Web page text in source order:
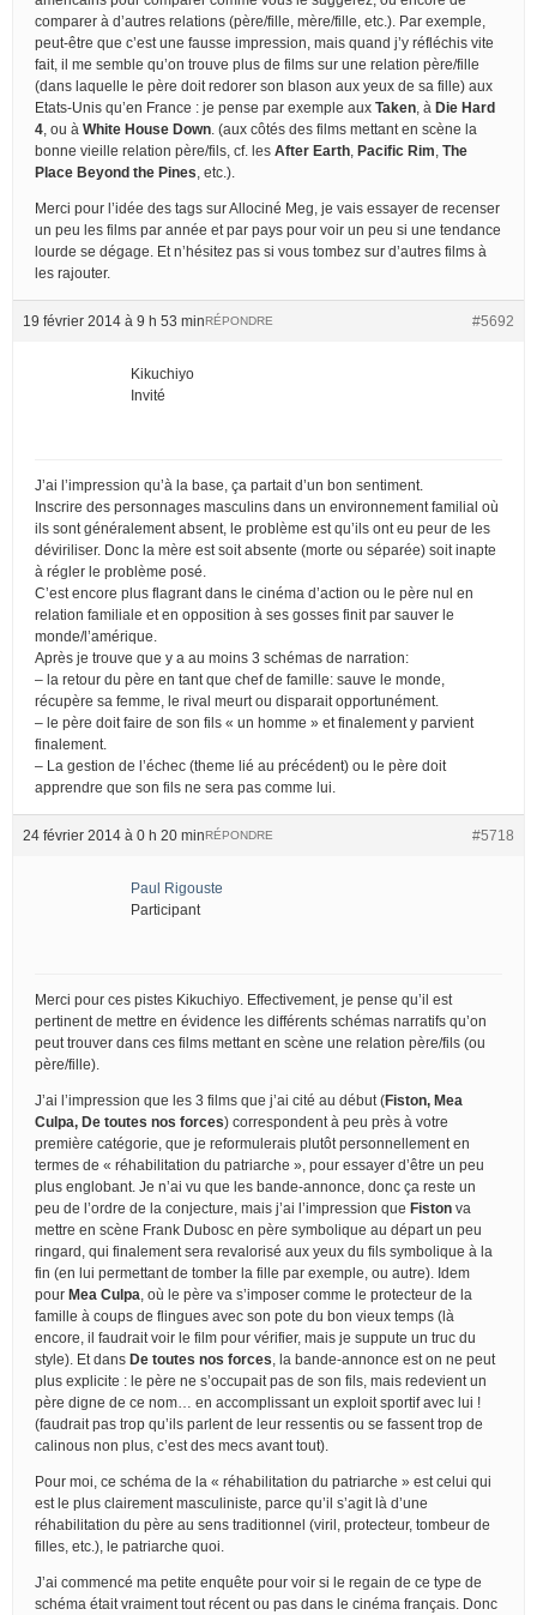
comparer à d’autres relations (père/fille, mère/fille, etc.). Par exemple,
peut-être que c’est une fausse impression, mais quand j’y réfléchis vite
fait, il me semble qu’on trouve plus de films sur une relation père/fille
(dans laquelle le père doit redorer son blason aux yeux de sa fille) aux
Etats-Unis qu’en France : je pense par exemple aux Taken , à Die Hard
4 , ou à White House Down . (aux côtés des films mettant en scène la
bonne vieille relation père/fils, cf. les After Earth Pacific Rim The
Place Beyond the Pines , etc.).
Merci pour l’idée des tags sur Allociné Meg, je vais essayer de recenser
un peu les films par année et par pays pour voir un peu si une tendance
lourde se dégage. Et n’hésitez pas si vous tombez sur d’autres films à
les rajouter.
19 février 2014 à 9 h 53 min #5692
RÉPONDRE
Kikuchiyo
Invité
J’ai l’impression qu’à la base, ça partait d’un bon sentiment.
Inscrire des personnages masculins dans un environnement familial où
ils sont généralement absent, le problème est qu’ils ont eu peur de les
déviriliser. Donc la mère est soit absente (morte ou séparée) soit inapte
à régler le problème posé.
C’est encore plus flagrant dans le cinéma d’action ou le père nul en
relation familiale et en opposition à ses gosses finit par sauver le
monde/l’amérique.
Après je trouve que y a au moins 3 schémas de narration:
– la retour du père en tant que chef de famille: sauve le monde,
récupère sa femme, le rival meurt ou disparait opportunément.
– le père doit faire de son fils « un homme » et finalement y parvient
finalement.
– La gestion de l’échec (theme lié au précédent) ou le père doit
apprendre que son fils ne sera pas comme lui.
24 février 2014 à 0 h 20 min #5718
RÉPONDRE
Paul Rigouste
Participant
Merci pour ces pistes Kikuchiyo. Effectivement, je pense qu’il est
pertinent de mettre en évidence les différents schémas narratifs qu’on
peut trouver dans ces films mettant en scène une relation père/fils (ou
père/fille).
J’ai l’impression que les 3 films que j’ai cité au début (Fiston, Mea
Culpa, De toutes nos forces) correspondent à peu près à votre
première catégorie, que je reformulerais plutôt personnellement en
termes de « réhabilitation du patriarche », pour essayer d’être un peu
plus englobant. Je n’ai vu que les bande-annonce, donc ça reste un
peu de l’ordre de la conjecture, mais j’ai l’impression que Fiston va
mettre en scène Frank Dubosc en père symbolique au départ un peu
ringard, qui finalement sera revalorisé aux yeux du fils symbolique à la
fin (en lui permettant de tomber la fille par exemple, ou autre). Idem
pour Mea Culpa , où le père va s’imposer comme le protecteur de la
famille à coups de flingues avec son pote du bon vieux temps (là
encore, il faudrait voir le film pour vérifier, mais je suppute un truc du
style). Et dans De toutes nos forces , la bande-annonce est on ne peut
plus explicite : le père ne s’occupait pas de son fils, mais redevient un
père digne de ce nom… en accomplissant un exploit sportif avec lui !
(faudrait pas trop qu’ils parlent de leur ressentis ou se fassent trop de
calinous non plus, c’est des mecs avant tout).
Pour moi, ce schéma de la « réhabilitation du patriarche » est celui qui
est le plus clairement masculiniste, parce qu’il s’agit là d’une
réhabilitation du père au sens traditionnel (viril, protecteur, tombeur de
filles, etc.), le patriarche quoi.
J’ai commencé ma petite enquête pour voir si le regain de ce type de
schéma était vraiment tout récent ou pas dans le cinéma français. Donc